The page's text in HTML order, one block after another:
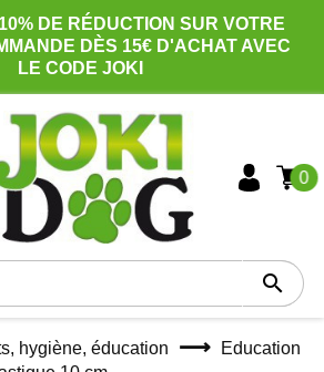
DE RÉDUCTION SUR VOTRE
DÈS 15€ D'ACHAT AVEC
LE CODE JOKI

0
hygiène, éducation
Education